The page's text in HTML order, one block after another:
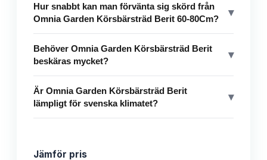
Hur snabbt kan man förvänta sig skörd från
Omnia Garden Körsbärsträd Berit 60-80Cm?
▾
Behöver Omnia Garden Körsbärsträd Berit
beskäras mycket?
▾
Är Omnia Garden Körsbärsträd Berit
lämpligt för svenska klimatet?
▾
Jämför pris